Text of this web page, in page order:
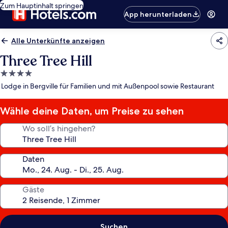
Zum Hauptinhalt springen
App herunterladen
Alle Unterkünfte anzeigen
Three Tree Hill
4.0-
Sterne-
Lodge in Bergville für Familien und mit Außenpool sowie Restaurant
Wähle deine Daten, um Preise zu sehen
Wo soll’s hingehen?
Daten
Gäste